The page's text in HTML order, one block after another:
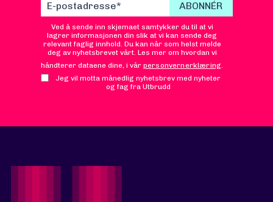
Ved å sende inn skjemaet samtykker du til at vi
lagrer informasjonen din slik at vi kan sende deg
relevant faglig innhold. Du kan når som helst melde
deg av nyhetsbrevet vårt. Les mer om hvordan vi
håndterer dataene dine, i vår personvernerklæring.
Jeg vil motta månedlig nyhetsbrev med nyheter
og fag fra Utbrudd